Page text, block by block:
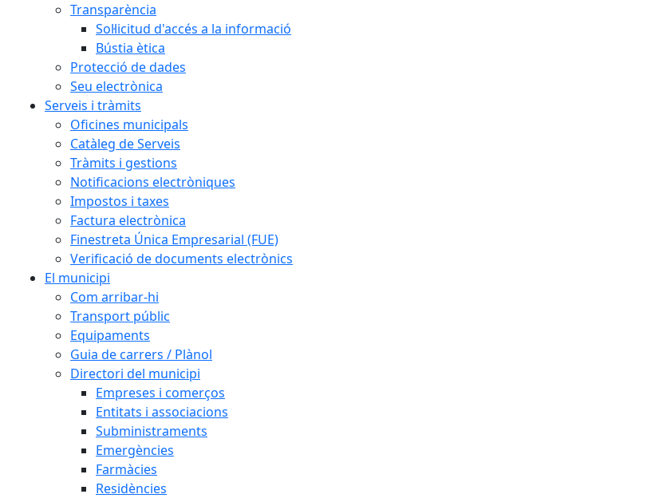
Transparència
Sol·licitud d'accés a la informació
Bústia ètica
Protecció de dades
Seu electrònica
Serveis i tràmits
Oficines municipals
Catàleg de Serveis
Tràmits i gestions
Notificacions electròniques
Impostos i taxes
Factura electrònica
Finestreta Única Empresarial (FUE)
Verificació de documents electrònics
El municipi
Com arribar-hi
Transport públic
Equipaments
Guia de carrers / Plànol
Directori del municipi
Empreses i comerços
Entitats i associacions
Subministraments
Emergències
Farmàcies
Residències